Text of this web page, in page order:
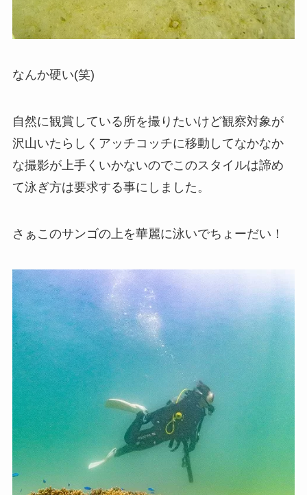
なんか硬い(笑)
自然に観賞している所を撮りたいけど観察対象が
沢山いたらしくアッチコッチに移動してなかなか
な撮影が上手くいかないのでこのスタイルは諦め
て泳ぎ方は要求する事にしました。
さぁこのサンゴの上を華麗に泳いでちょーだい！